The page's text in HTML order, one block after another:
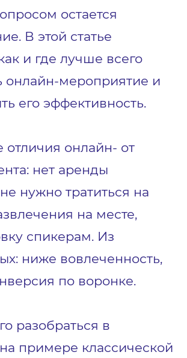
остается
В этой статье
и где лучше всего
онлайн-мероприятие и
его эффективность.
онлайн- от
нет аренды
нужно тратиться на
на месте,
спикерам. Из
ниже вовлеченность,
по воронке.
разобраться в
примере классической